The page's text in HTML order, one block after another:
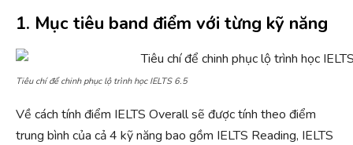
1. Mục tiêu band điểm với từng kỹ năng
Tiêu chí để chinh phục lộ trình học IELTS 6.5
Về cách tính điểm IELTS Overall sẽ được tính theo điểm
trung bình của cả 4 kỹ năng bao gồm IELTS Reading, IELTS